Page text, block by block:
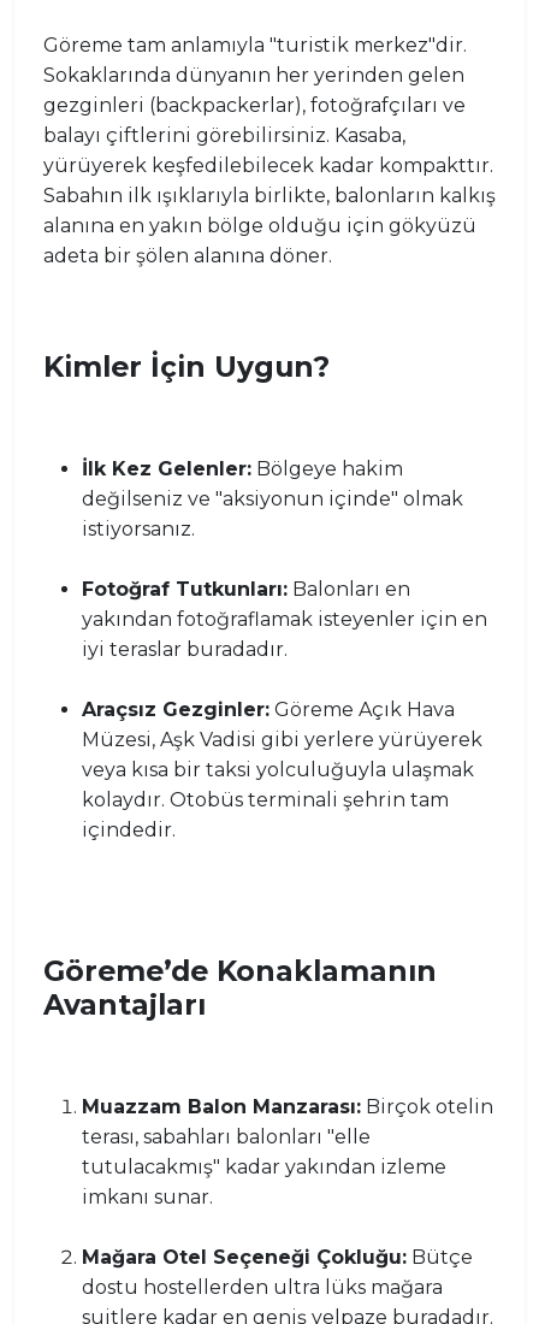
Göreme tam anlamıyla "turistik merkez"dir.
Sokaklarında dünyanın her yerinden gelen
gezginleri (backpackerlar), fotoğrafçıları ve
balayı çiftlerini görebilirsiniz. Kasaba,
yürüyerek keşfedilebilecek kadar kompakttır.
Sabahın ilk ışıklarıyla birlikte, balonların kalkış
alanına en yakın bölge olduğu için gökyüzü
adeta bir şölen alanına döner.
Kimler İçin Uygun?
İlk Kez Gelenler: Bölgeye hakim
değilseniz ve "aksiyonun içinde" olmak
istiyorsanız.
Fotoğraf Tutkunları: Balonları en
yakından fotoğraflamak isteyenler için en
iyi teraslar buradadır.
Araçsız Gezginler: Göreme Açık Hava
Müzesi, Aşk Vadisi gibi yerlere yürüyerek
veya kısa bir taksi yolculuğuyla ulaşmak
kolaydır. Otobüs terminali şehrin tam
içindedir.
Göreme’de Konaklamanın
Avantajları
Muazzam Balon Manzarası: Birçok otelin
terası, sabahları balonları "elle
tutulacakmış" kadar yakından izleme
imkanı sunar.
Mağara Otel Seçeneği Çokluğu: Bütçe
dostu hostellerden ultra lüks mağara
suitlere kadar en geniş yelpaze buradadır.